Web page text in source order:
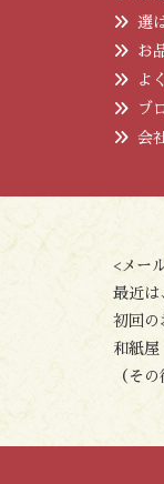
選
お
よ
ブ
会
<メー
最近は
初回の
和紙屋
（そ